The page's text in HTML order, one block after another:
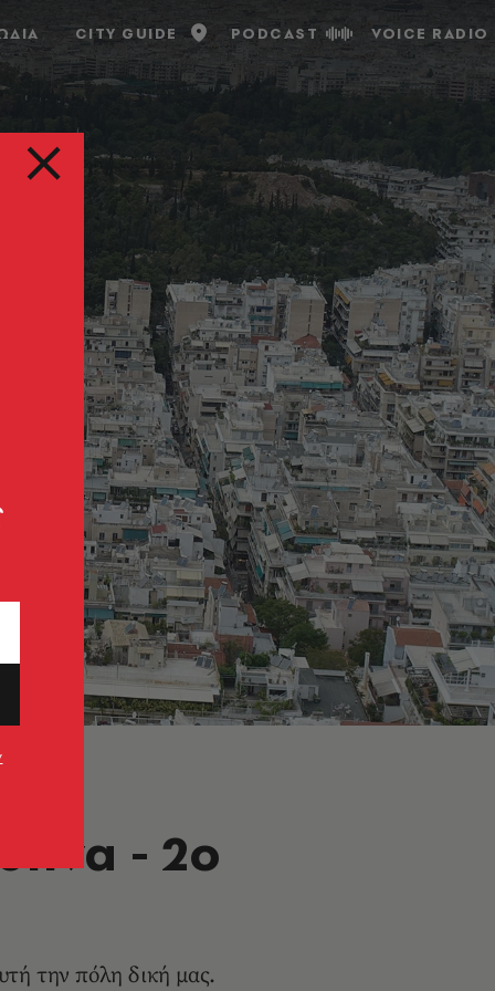
CITY GUIDE PODCAST VOICE RADIO
- 2ο
την πόλη δική μας.